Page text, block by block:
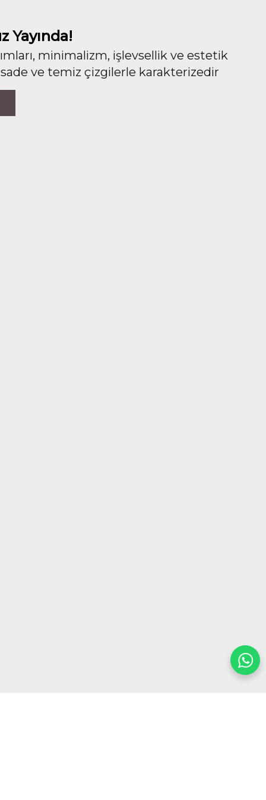
Yayında!
minimalizm, işlevsellik ve estetik
ve temiz çizgilerle karakterizedir